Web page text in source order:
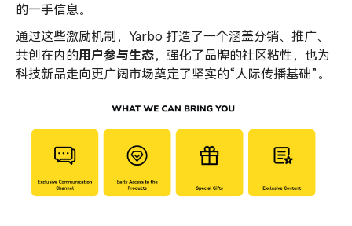
的一手信息。
通过这些激励机制，Yarbo 打造了一个涵盖分销、推广、
共创在内的用户参与生态，强化了品牌的社区粘性，也为
科技新品走向更广阔市场奠定了坚实的“人际传播基础”。